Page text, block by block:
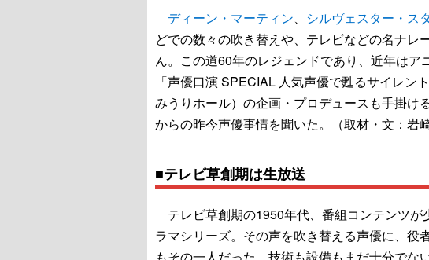
ディーン・マーティン、 シルヴェスター・ス
どでの数々の吹き替えや、テレビなどの名ナレ
ん。この道60年のレジェンドであり、近年はア
「声優口演 SPECIAL 人気声優で甦るサイレン
みうりホール）の企画・プロデュースも手掛け
からの昨今声優事情を聞いた。（取材・文：岩崎
■テレビ草創期は生放送
テレビ草創期の1950年代、番組コンテンツが
ラマシリーズ。その声を吹き替える声優に、役
もその一人だった。技術も設備もまだ十分で